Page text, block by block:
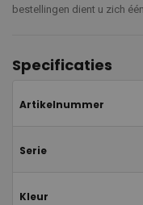
bestellingen dient u zich
Specificaties
Artikelnummer
Serie
Kleur